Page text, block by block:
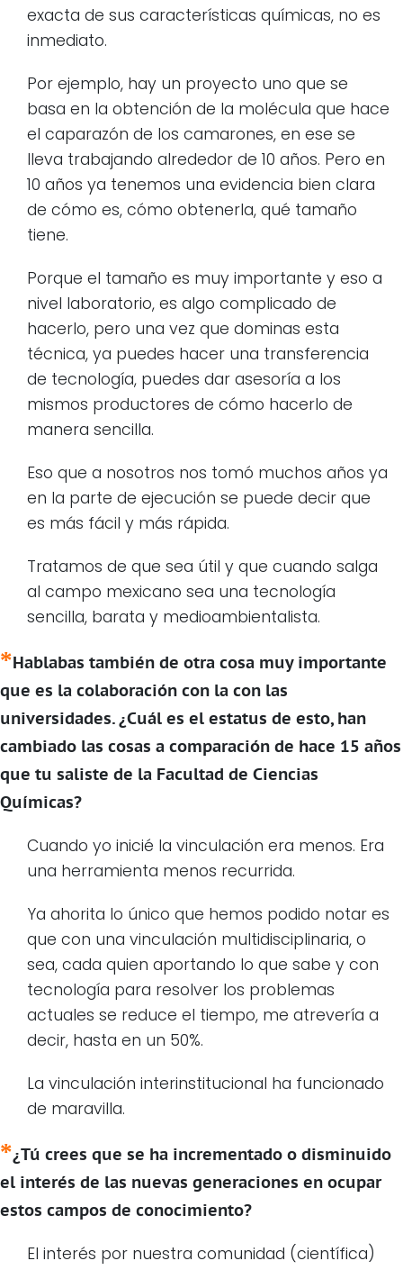
exacta de sus características químicas, no es
inmediato.
Por ejemplo, hay un proyecto uno que se
basa en la obtención de la molécula que hace
el caparazón de los camarones, en ese se
lleva trabajando alrededor de 10 años. Pero en
10 años ya tenemos una evidencia bien clara
de cómo es, cómo obtenerla, qué tamaño
tiene.
Porque el tamaño es muy importante y eso a
nivel laboratorio, es algo complicado de
hacerlo, pero una vez que dominas esta
técnica, ya puedes hacer una transferencia
de tecnología, puedes dar asesoría a los
mismos productores de cómo hacerlo de
manera sencilla.
Eso que a nosotros nos tomó muchos años ya
en la parte de ejecución se puede decir que
es más fácil y más rápida.
Tratamos de que sea útil y que cuando salga
al campo mexicano sea una tecnología
sencilla, barata y medioambientalista.
Hablabas también de otra cosa muy importante
que es la colaboración con la con las
universidades. ¿Cuál es el estatus de esto, han
cambiado las cosas a comparación de hace 15 años
que tu saliste de la Facultad de Ciencias
Químicas?
Cuando yo inicié la vinculación era menos. Era
una herramienta menos recurrida.
Ya ahorita lo único que hemos podido notar es
que con una vinculación multidisciplinaria, o
sea, cada quien aportando lo que sabe y con
tecnología para resolver los problemas
actuales se reduce el tiempo, me atrevería a
decir, hasta en un 50%.
La vinculación interinstitucional ha funcionado
de maravilla.
¿Tú crees que se ha incrementado o disminuido
el interés de las nuevas generaciones en ocupar
estos campos de conocimiento?
El interés por nuestra comunidad (científica)